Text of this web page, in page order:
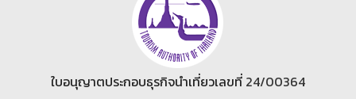
ใบอนุญาตประกอบธุรกิจนำเที่ยวเลขที่ 24/00364